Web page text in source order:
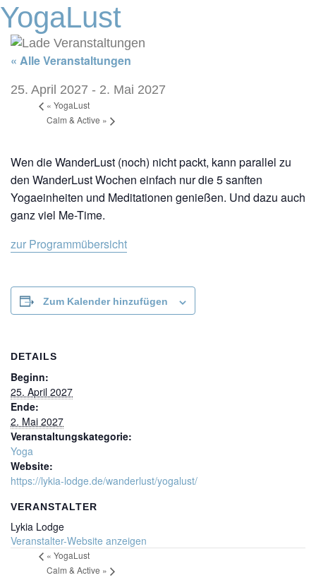
YogaLust
« Alle Veranstaltungen
25. April 2027 - 2. Mai 2027
« YogaLust
Calm & Active »
Wen die WanderLust (noch) nicht packt, kann parallel zu
den WanderLust Wochen einfach nur die 5 sanften
Yogaeinheiten und Meditationen genießen. Und dazu auch
ganz viel Me-Time.
zur Programmübersicht
Zum Kalender hinzufügen
DETAILS
Beginn:
25. April 2027
Ende:
2. Mai 2027
Veranstaltungskategorie:
Yoga
Website:
https://lykia-lodge.de/wanderlust/yogalust/
VERANSTALTER
Lykia Lodge
Veranstalter-Website anzeigen
« YogaLust
Calm & Active »